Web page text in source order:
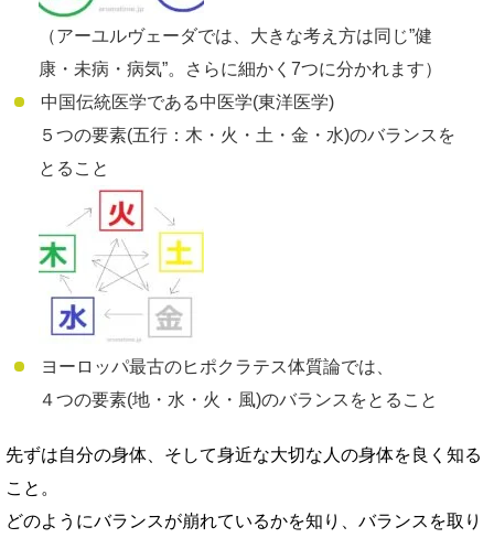
（アーユルヴェーダでは、大きな考え方は同じ”健
康・未病・病気”。さらに細かく7つに分かれます）
中国伝統医学である中医学(東洋医学)
５つの要素(五行：木・火・土・金・水)のバランスを
とること
ヨーロッパ最古のヒポクラテス体質論では、
４つの要素(地・水・火・風)のバランスをとること
先ずは自分の身体、そして身近な大切な人の身体を良く知る
こと。
どのようにバランスが崩れているかを知り、バランスを取り